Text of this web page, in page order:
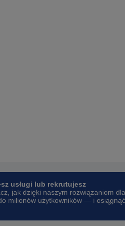
usługi lub rekrutujesz
jak dzięki naszym rozwiązaniom dla
milionów użytkowników — i osiągnąć